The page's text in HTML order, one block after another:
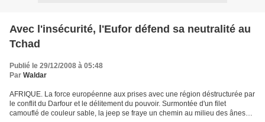
Avec l'insécurité, l'Eufor défend sa neutralité au
Tchad
Publié le 29/12/2008 à 05:48
Par Waldar
AFRIQUE. La force européenne aux prises avec une région déstructurée par
le conflit du Darfour et le délitement du pouvoir. Surmontée d'un filet
camouflé de couleur sable, la jeep se fraye un chemin au milieu des ânes